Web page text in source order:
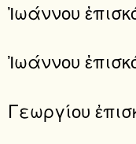
Ἰωάννου
Ἰωάννου
Γεωργίου